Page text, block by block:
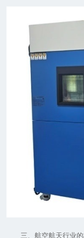
三、航空航天行业的